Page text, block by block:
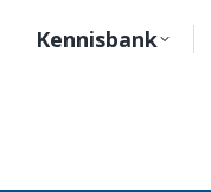
Kennisbank